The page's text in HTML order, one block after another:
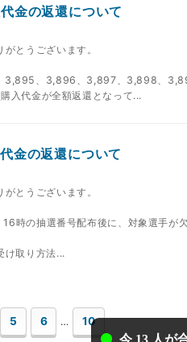
金の返還について
とうございます。
3,895、3,896、3,897、3,898、
入代金が全額返還となって...
金の返還について
とうございます。
時の抽選番号配布後に、対象選手が
け取り方法...
5 6 … 10
今 13 人が